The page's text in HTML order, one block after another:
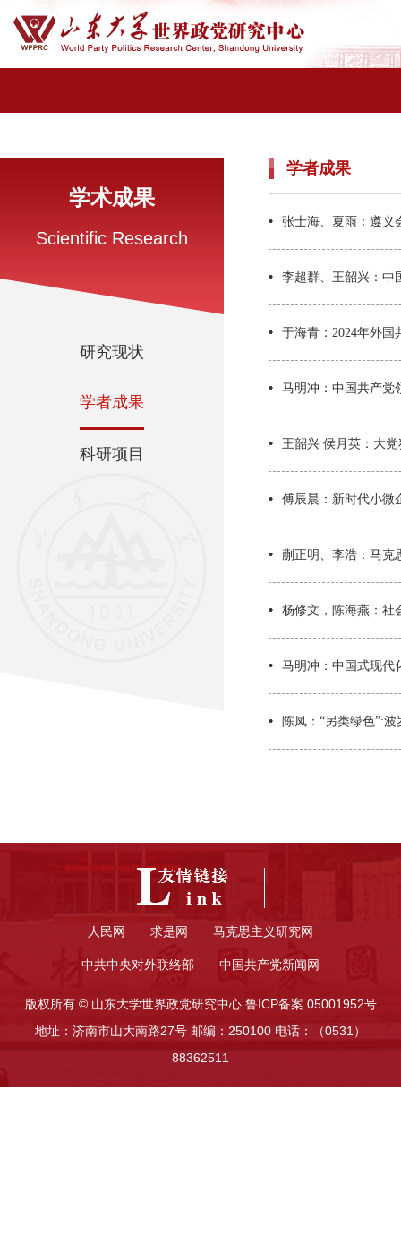
学术成果
Scientific Research
研究现状
学者成果
科研项目
学者成果
张士海、夏雨：遵义
李超群、王韶兴：中
于海青：2024年外
马明冲：中国共产党
王韶兴 侯月英：大
傅辰晨：新时代小微
蒯正明、李浩：马克
杨修文，陈海燕：社
马明冲：中国式现代
陈凤：“另类绿色”:
人民网 求是网 马克思主义研究网
中共中央对外联络部 中国共产党新闻网
版权所有 © 山东大学世界政党研究中心 鲁ICP备案 05001952号
地址：济南市山大南路27号 邮编：250100 电话：（0531）
88362511